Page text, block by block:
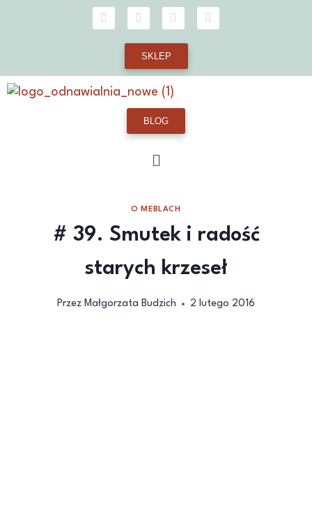
SKLEP
BLOG
O MEBLACH
# 39. Smutek i radość
starych krzeseł
Przez Małgorzata Budzich 2 lutego 2016